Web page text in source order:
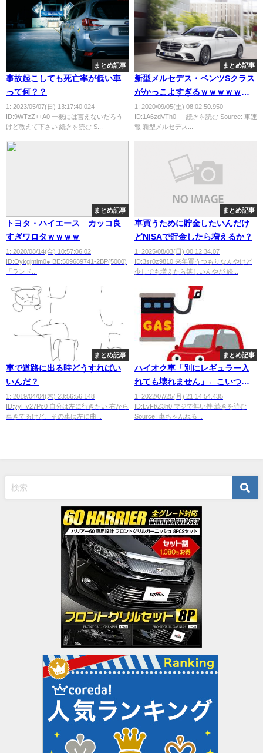
まとめ記事
事故起こしても死亡率が低い車
って何？？
1: 2023/05/07(日) 13:17:40.024
ID:9WTzZ++A0 一概には言えないだろう
けど教えて下さい 続きを読む S...
まとめ記事
新型メルセデス・ベンツSクラス
がかっこよすぎるｗｗｗｗｗｗ
ｗｗ
1: 2020/09/05(土) 08:02:50.950
ID:1A6zdVTh0 続きを読む Source: 車速
報 新型メルセデス...
まとめ記事
トヨタ・ハイエース カッコ良
すぎワロタｗｗｗｗ
1: 2020/08/14(金) 10:57:06.02
ID:Oykgjmlm0● BE:509689741-2BP(5000)
「ランド...
まとめ記事
車買うために貯金したいんだけ
どNISAで貯金したら増えるか？
1: 2025/08/03(日) 00:12:34.07
ID:3sr0z9810 来年買うつもりなんやけど
少しでも増えたら嬉しいんやが 続...
まとめ記事
車で道路に出る時どうすればい
いんだ？
1: 2019/04/04(木) 23:56:56.148
ID:yyHv27Pc0 自分は左に行きたい 右から
車きてるけど、その車は左に曲...
まとめ記事
ハイオク車「別にレギュラー入
れても壊れません」←こいつに
ハイオク入れる理由ｗｗｗｗｗ
ｗw
1: 2022/07/25(月) 21:14:54.435
ID:LvFt/Z3h0 マジで無い件 続きを読む
Source: 車ちゃんねる...